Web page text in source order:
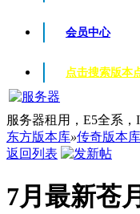
会员中心
点击搜索版本
服务器租用，E5全系
东方版本库»传奇版本库
返回列表
7月最新苍